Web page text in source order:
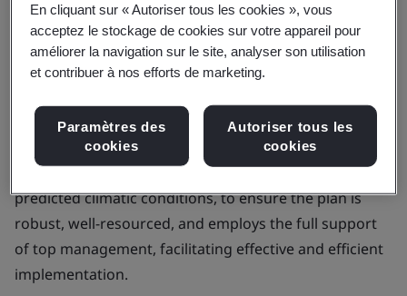
This 2-day course is designed to equip professionals
with the critical knowledge and competencies
required to develop a comprehensive carbon
Leveraging science-based methodologies for the
reduction and removal of greenhouse gas (GHG)
emissions, the course considers emerging and
predicted climatic conditions, to ensure the plan is
robust, well-resourced, and employs the full support
of top management, facilitating effective and efficient
implementation.
En cliquant sur « Autoriser tous les cookies », vous
acceptez le stockage de cookies sur votre appareil pour
améliorer la navigation sur le site, analyser son utilisation
et contribuer à nos efforts de marketing.
Paramètres des
cookies
Autoriser tous les
cookies